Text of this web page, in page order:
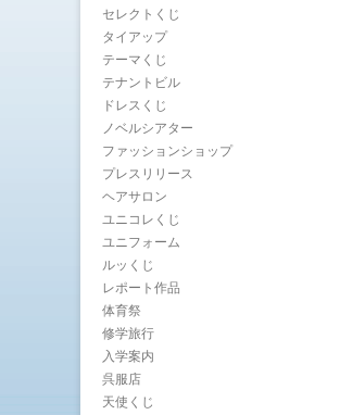
セレクトくじ
タイアップ
テーマくじ
テナントビル
ドレスくじ
ノベルシアター
ファッションショップ
プレスリリース
ヘアサロン
ユニコレくじ
ユニフォーム
ルッくじ
レポート作品
体育祭
修学旅行
入学案内
呉服店
天使くじ